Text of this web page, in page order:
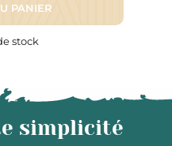
PANIER
stock
simplicité